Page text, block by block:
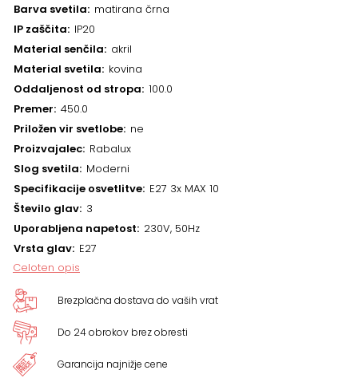
Barva svetila matirana črna
IP zaščita IP20
Material senčila akril
Material svetila kovina
Oddaljenost od stropa 100.0
Premer 450.0
Priložen vir svetlobe ne
Proizvajalec Rabalux
Slog svetila Moderni
Specifikacije osvetlitve E27 3x MAX 10
Število glav 3
Uporabljena napetost 230V, 50Hz
Vrsta glav E27
Celoten opis
Brezplačna dostava do vaših vrat
Do 24 obrokov brez obresti
Garancija najnižje cene